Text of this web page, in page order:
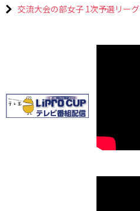
交流大会の部女子 1次予選リーグ